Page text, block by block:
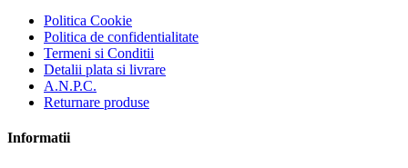
Politica Cookie
Politica de confidentialitate
Termeni si Conditii
Detalii plata si livrare
A.N.P.C.
Returnare produse
Informatii